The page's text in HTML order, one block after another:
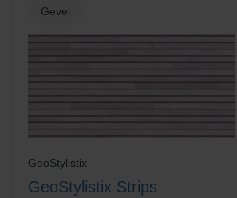
Gevel
GeoStylistix
GeoStylistix Strips